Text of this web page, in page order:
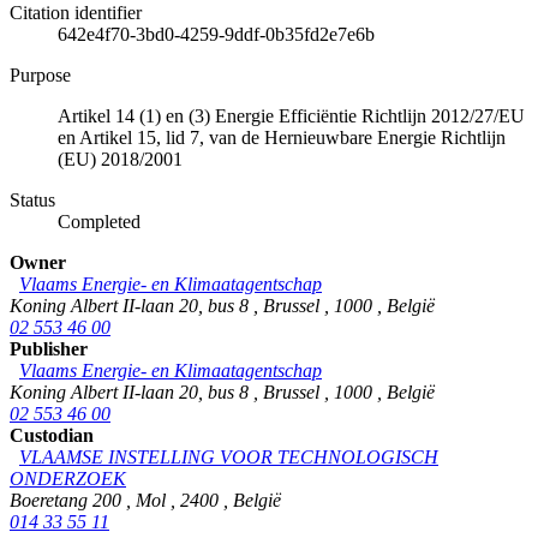
Citation identifier
642e4f70-3bd0-4259-9ddf-0b35fd2e7e6b
Purpose
Artikel 14 (1) en (3) Energie Efficiëntie Richtlijn 2012/27/EU
en Artikel 15, lid 7, van de Hernieuwbare Energie Richtlijn
(EU) 2018/2001
Status
Completed
Owner
Vlaams Energie- en Klimaatagentschap
Koning Albert II-laan 20, bus 8
Brussel 1000
België
02 553 46 00
Publisher
Vlaams Energie- en Klimaatagentschap
Koning Albert II-laan 20, bus 8
Brussel 1000
België
02 553 46 00
Custodian
VLAAMSE INSTELLING VOOR TECHNOLOGISCH
ONDERZOEK
Boeretang 200
Mol 2400
België
014 33 55 11